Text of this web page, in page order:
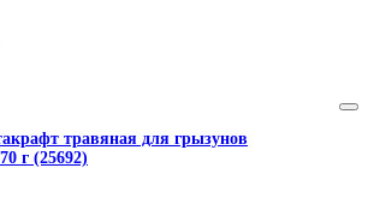
травяная для грызунов
г (25692)